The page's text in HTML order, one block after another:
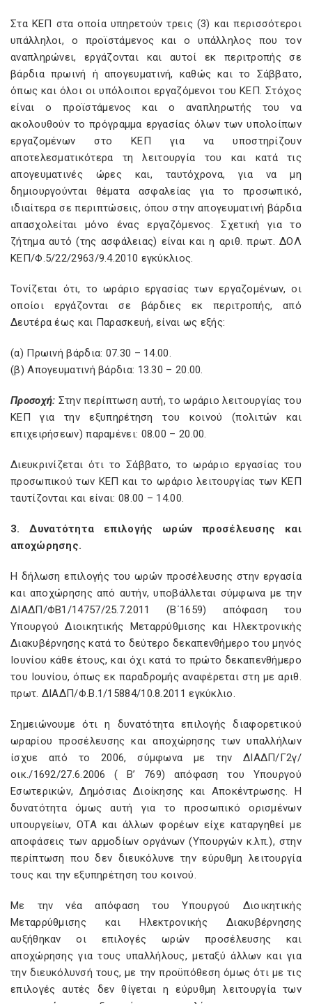
Στα ΚΕΠ στα οποία υπηρετούν τρεις (3) και περισσότεροι
υπάλληλοι, ο προϊστάμενος και ο υπάλληλος που τον
αναπληρώνει, εργάζονται και αυτοί εκ περιτροπής σε
βάρδια πρωινή ή απογευματινή, καθώς και το Σάββατο,
όπως και όλοι οι υπόλοιποι εργαζόμενοι του ΚΕΠ. Στόχος
είναι ο προϊστάμενος και ο αναπληρωτής του να
ακολουθούν το πρόγραμμα εργασίας όλων των υπολοίπων
εργαζομένων στο ΚΕΠ για να υποστηρίζουν
αποτελεσματικότερα τη λειτουργία του και κατά τις
απογευματινές ώρες και, ταυτόχρονα, για να μη
δημιουργούνται θέματα ασφαλείας για το προσωπικό,
ιδιαίτερα σε περιπτώσεις, όπου στην απογευματινή βάρδια
απασχολείται μόνο ένας εργαζόμενος. Σχετική για το
ζήτημα αυτό (της ασφάλειας) είναι και η αριθ. πρωτ. ΔΟΛ
ΚΕΠ/Φ.5/22/2963/9.4.2010 εγκύκλιος.
Τονίζεται ότι, το ωράριο εργασίας των εργαζομένων, οι
οποίοι εργάζονται σε βάρδιες εκ περιτροπής, από
Δευτέρα έως και Παρασκευή, είναι ως εξής:
(α) Πρωινή βάρδια: 07.30 – 14.00.
(β) Απογευματινή βάρδια: 13.30 – 20.00.
Προσοχή: Στην περίπτωση αυτή, το ωράριο λειτουργίας του
ΚΕΠ για την εξυπηρέτηση του κοινού (πολιτών και
επιχειρήσεων) παραμένει: 08.00 – 20.00.
Διευκρινίζεται ότι το Σάββατο, το ωράριο εργασίας του
προσωπικού των ΚΕΠ και το ωράριο λειτουργίας των ΚΕΠ
ταυτίζονται και είναι: 08.00 – 14.00.
3. Δυνατότητα επιλογής ωρών προσέλευσης και
αποχώρησης.
Η δήλωση επιλογής του ωρών προσέλευσης στην εργασία
και αποχώρησης από αυτήν, υποβάλλεται σύμφωνα με την
ΔΙΑΔΠ/ΦΒ1/14757/25.7.2011 (Β΄1659) απόφαση του
Υπουργού Διοικητικής Μεταρρύθμισης και Ηλεκτρονικής
Διακυβέρνησης κατά το δεύτερο δεκαπενθήμερο του μηνός
Ιουνίου κάθε έτους, και όχι κατά το πρώτο δεκαπενθήμερο
του Ιουνίου, όπως εκ παραδρομής αναφέρεται στη με αριθ.
πρωτ. ΔΙΑΔΠ/Φ.Β.1/15884/10.8.2011 εγκύκλιο.
Σημειώνουμε ότι η δυνατότητα επιλογής διαφορετικού
ωραρίου προσέλευσης και αποχώρησης των υπαλλήλων
ίσχυε από το 2006, σύμφωνα με την ΔΙΑΔΠ/Γ2γ/
οικ./1692/27.6.2006 ( Β’ 769) απόφαση του Υπουργού
Εσωτερικών, Δημόσιας Διοίκησης και Αποκέντρωσης. Η
δυνατότητα όμως αυτή για το προσωπικό ορισμένων
υπουργείων, ΟΤΑ και άλλων φορέων είχε καταργηθεί με
αποφάσεις των αρμοδίων οργάνων (Υπουργών κ.λπ.), στην
περίπτωση που δεν διευκόλυνε την εύρυθμη λειτουργία
τους και την εξυπηρέτηση του κοινού.
Με την νέα απόφαση του Υπουργού Διοικητικής
Μεταρρύθμισης και Ηλεκτρονικής Διακυβέρνησης
αυξήθηκαν οι επιλογές ωρών προσέλευσης και
αποχώρησης για τους υπαλλήλους, μεταξύ άλλων και για
την διευκόλυνσή τους, με την προϋπόθεση όμως ότι με τις
επιλογές αυτές δεν θίγεται η εύρυθμη λειτουργία των